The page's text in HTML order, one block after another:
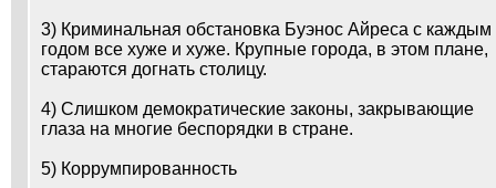
3) Криминальная обстановка Буэнос Айреса с каждым
годом все хуже и хуже. Крупные города, в этом плане,
стараются догнать столицу.
4) Слишком демократические законы, закрывающие
глаза на многие беспорядки в стране.
5) Коррумпированность